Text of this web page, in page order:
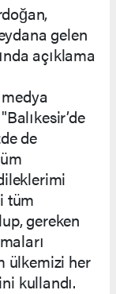
gelen
açıklama
de
tüm
gereken
ülkemizi her
kullandı.